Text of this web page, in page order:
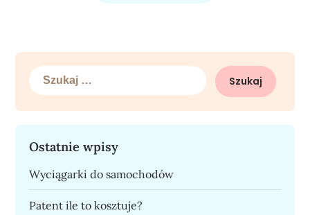
Szukaj:
Ostatnie wpisy
Wyciągarki do samochodów
Patent ile to kosztuje?